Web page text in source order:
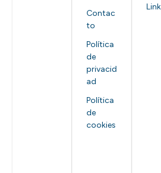
Contac
to
Política
de
privacid
ad
Política
de
cookies